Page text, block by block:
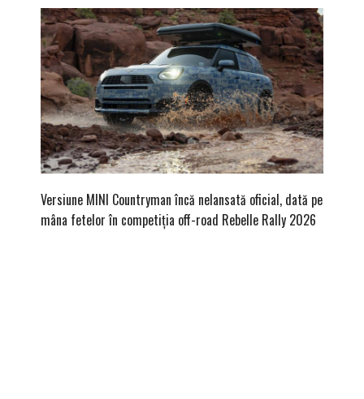
Versiune MINI Countryman încă nelansată oficial, dată pe
mâna fetelor în competiția off-road Rebelle Rally 2026